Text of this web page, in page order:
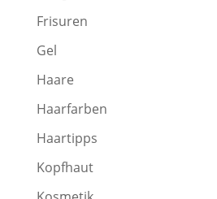
Frisuren
Gel
Haare
Haarfarben
Haartipps
Kopfhaut